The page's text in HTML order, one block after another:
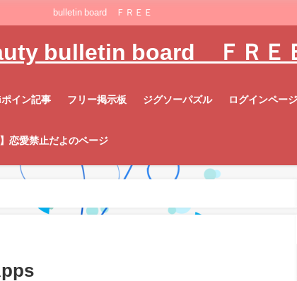
bulletin board ＦＲＥＥ
bulletin board ＦＲＥ
iポイン記事 フリー掲示板 ジグソーパズル ログインページ
恋愛禁止だよのページ